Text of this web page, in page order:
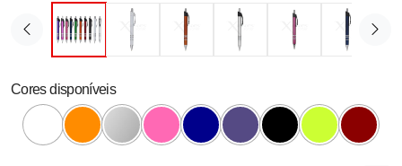
Cores disponíveis